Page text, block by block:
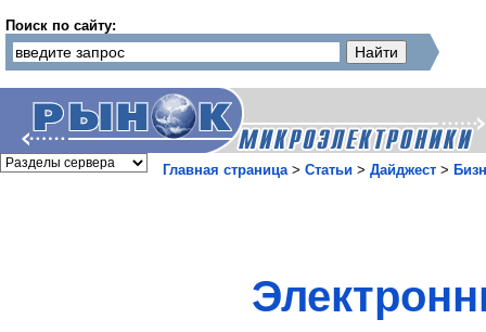
Поиск по сайту:
Главная страница> Статьи > Дайджест >